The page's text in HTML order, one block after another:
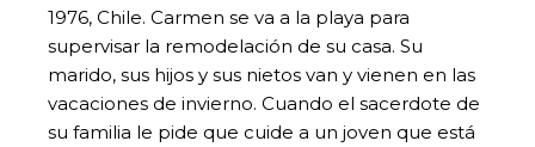
1976, Chile. Carmen se va a la playa para
supervisar la remodelación de su casa. Su
marido, sus hijos y sus nietos van y vienen en las
vacaciones de invierno. Cuando el sacerdote de
su familia le pide que cuide a un joven que está